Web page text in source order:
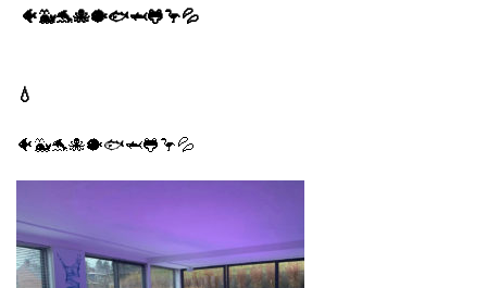
🐠🐳🐬🐙🐡🐟🦈🐸🦩💦
💧
🐠🐳🐬🐙🐡🐟🦈🐸🦩💦